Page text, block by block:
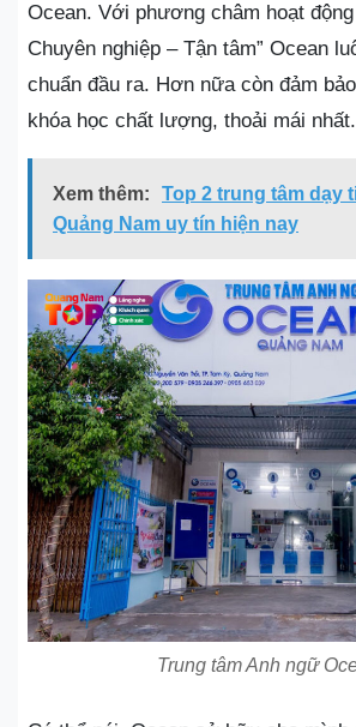
Ocean. Với phương châm hoạt
Chuyên nghiệp – Tận tâm” Ocean
chuẩn đầu ra. Hơn nữa còn đảm
khóa học chất lượng, thoải mái nhất.
Xem thêm:
Top 2 trung tâm dạy
Quảng Nam uy tín hiện nay
Trung tâm Anh ngữ